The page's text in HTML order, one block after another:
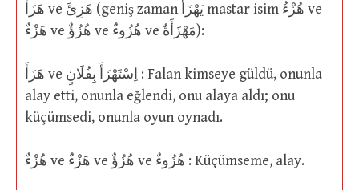
هَزَأَ ve هَزِئَ (geniş zaman يَهْزَأُ mastar isim هُزْءٌ ve
هَزْءٌ ve هُزُؤٌ ve هُزُوءٌ ve مَهْزَأَةٌ):
هَزَأَ ve اِسْتَهْزَأَ بِفُلَانٍ : Falan kimseye güldü, onunla
alay etti, onunla eğlendi, onu alaya aldı; onu
küçümsedi, onunla oyun oynadı.
هُزْءٌ ve هَزْءٌ ve هُزُؤٌ ve هُزُوءٌ : Küçümseme, alay.